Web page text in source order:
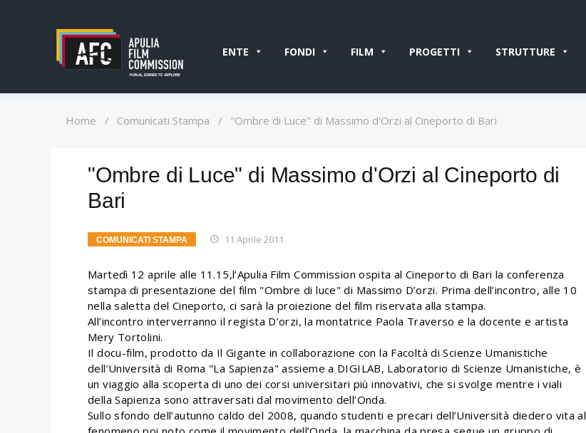
ENTE FONDI FILM PROGETTI STRUTTURE
Home / Comunicati Stampa / "Ombre di Luce" di Massimo d'Orzi al Cineporto di Bari
"Ombre di Luce" di Massimo d'Orzi al Cineporto di
Bari
COMUNICATI STAMPA 11 Aprile 2011
Martedì 12 aprile alle 11.15,l’Apulia Film Commission ospita al Cineporto di Bari la conferenza
stampa di presentazione del film "Ombre di luce" di Massimo D’orzi. Prima dell’incontro, alle 10
nella saletta del Cineporto, ci sarà la proiezione del film riservata alla stampa.
All’incontro interverranno il regista D’orzi, la montatrice Paola Traverso e la docente e artista
Mery Tortolini.
Il docu-film, prodotto da Il Gigante in collaborazione con la Facoltà di Scienze Umanistiche
dell’Università di Roma "La Sapienza" assieme a DIGILAB, Laboratorio di Scienze Umanistiche, è
un viaggio alla scoperta di uno dei corsi universitari più innovativi, che si svolge mentre i viali
della Sapienza sono attraversati dal movimento dell’Onda.
Sullo sfondo dell’autunno caldo del 2008, quando studenti e precari dell’Università diedero vita al